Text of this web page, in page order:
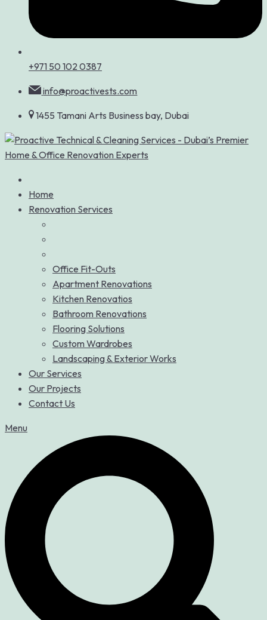
+971 50 102 0387
info@proactivests.com
1455 Tamani Arts Business bay, Dubai
Home
Renovation Services
Office Fit-Outs
Apartment Renovations
Kitchen Renovatios
Bathroom Renovations
Flooring Solutions
Custom Wardrobes
Landscaping & Exterior Works
Our Services
Our Projects
Contact Us
Menu